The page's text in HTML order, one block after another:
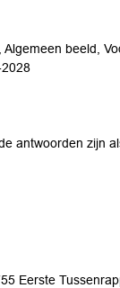
Algemeen beeld,
antwoorden zijn
Eerste